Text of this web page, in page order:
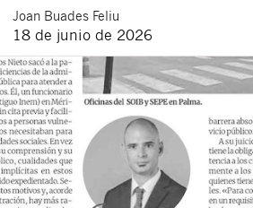
Joan Buades Feliu
18 de junio de 2026